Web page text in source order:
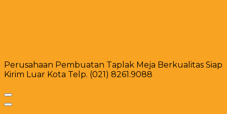
Perusahaan Pembuatan Taplak Meja Berkualitas Siap
Kirim Luar Kota Telp. (021) 8261.9088